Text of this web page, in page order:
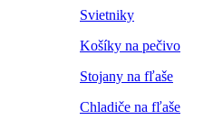
Svietniky
Košíky na pečivo
Stojany na fľaše
Chladiče na fľaše